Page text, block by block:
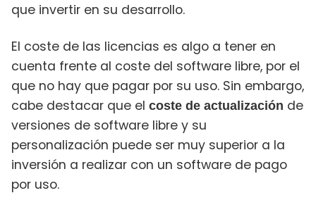
que invertir en su desarrollo.
El coste de las licencias es algo a tener en
cuenta frente al coste del software libre, por el
que no hay que pagar por su uso. Sin embargo,
cabe destacar que el coste de actualización de
versiones de software libre y su
personalización puede ser muy superior a la
inversión a realizar con un software de pago
por uso.